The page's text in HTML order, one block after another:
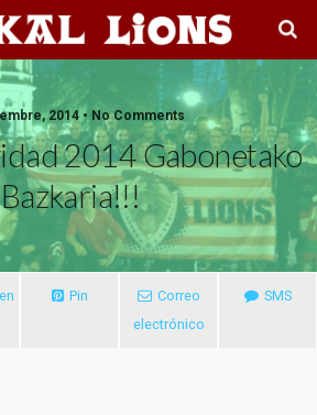
2014 • No Comments
2014 Gabonetako
Bazkaria!!!
Pin
Correo
electrónico
SMS